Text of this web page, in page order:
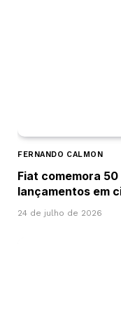
FERNANDO CALMON
Fiat comemora
lançamentos em
24 de julho de 2026